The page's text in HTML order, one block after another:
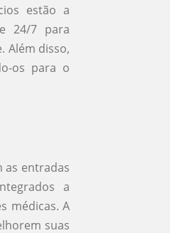
estão a
24/7 para
Além disso,
os para o
entradas
a
médicas. A
suas